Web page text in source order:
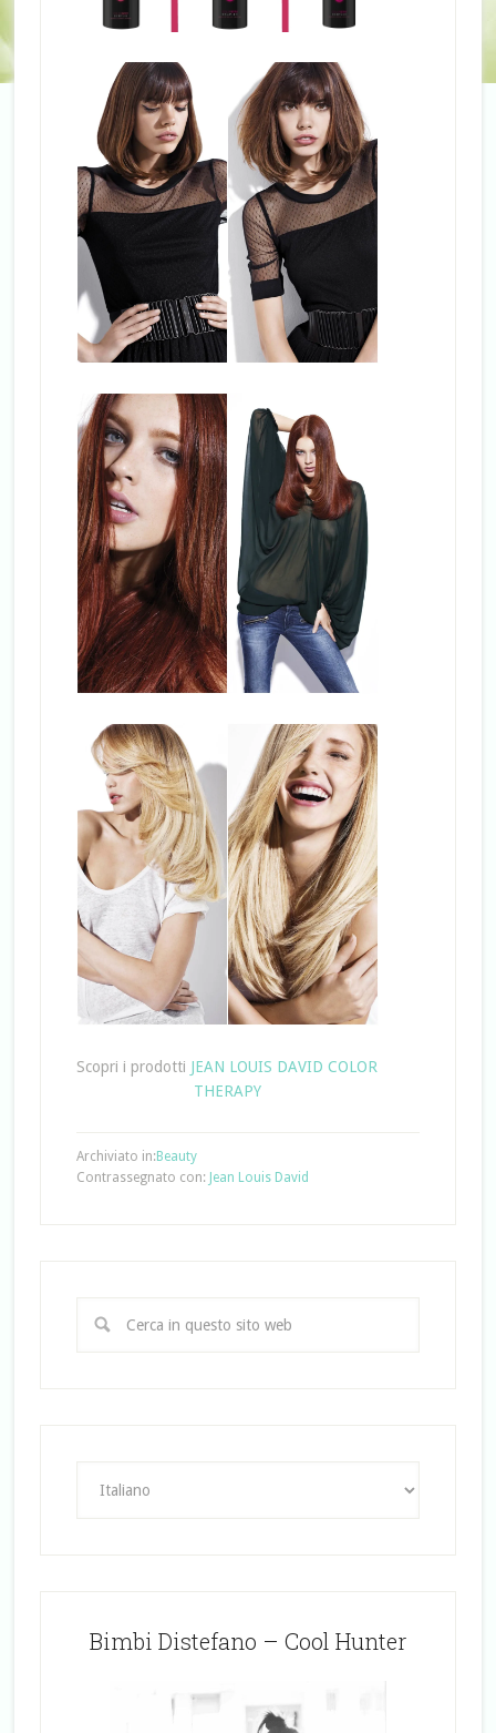
Scopri i prodotti JEAN LOUIS DAVID COLOR
THERAPY
Archiviato in: Beauty
Contrassegnato con: Jean Louis David
Bimbi Distefano – Cool Hunter